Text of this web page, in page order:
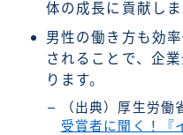
体の成長に貢献しま
男性の働き方も効
されることで、企
ります。
（出典）厚生労働
受賞者に聞く！『